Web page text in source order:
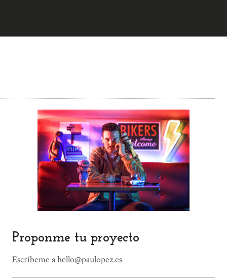
Proponme tu proyecto
Escríbeme a hello@paulopez.es